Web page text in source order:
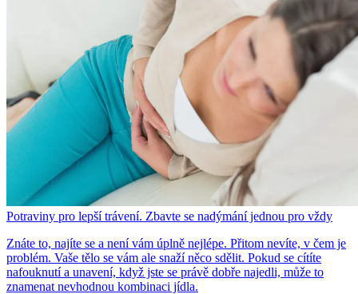
Potraviny pro lepší trávení. Zbavte se nadýmání jednou pro vždy
Znáte to, najíte se a není vám úplně nejlépe. Přitom nevíte, v čem je
problém. Vaše tělo se vám ale snaží něco sdělit. Pokud se cítíte
nafouknutí a unavení, když jste se právě dobře najedli, může to
znamenat nevhodnou kombinaci jídla.